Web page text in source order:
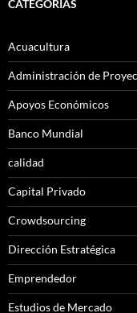
CATEGORÍAS
Acuacultura
Administración de
Apoyos Económicos
Banco Mundial
calidad
Capital Privado
Crowdsourcing
Dirección Estratégica
Emprendedor
Estudios de Mercado